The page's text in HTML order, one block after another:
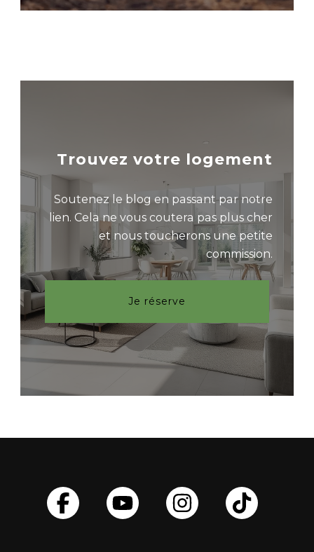
Trouvez votre logement
Soutenez le blog en passant par notre
lien. Cela ne vous coutera pas plus cher
et nous toucherons une petite
commission.
Je réserve